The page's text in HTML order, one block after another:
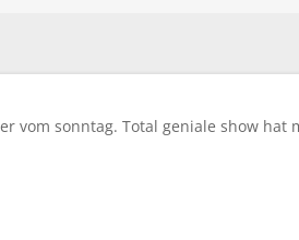
vom sonntag. Total geniale show hat